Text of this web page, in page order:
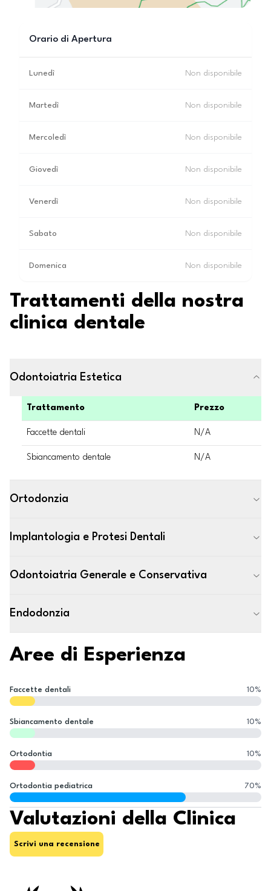
Orario di Apertura
Lunedì Non disponibile
Martedì Non disponibile
Mercoledì Non disponibile
Giovedì Non disponibile
Venerdì Non disponibile
Sabato Non disponibile
Domenica Non disponibile
Trattamenti della nostra
clinica dentale
Odontoiatria Estetica
Trattamento Prezzo
Faccette dentali N/A
Sbiancamento dentale N/A
Ortodonzia
Implantologia e Protesi Dentali
Odontoiatria Generale e Conservativa
Endodonzia
Aree di Esperienza
Faccette dentali 10%
Sbiancamento dentale 10%
Ortodontia 10%
Ortodontia pediatrica 70%
Valutazioni della Clinica
Scrivi una recensione